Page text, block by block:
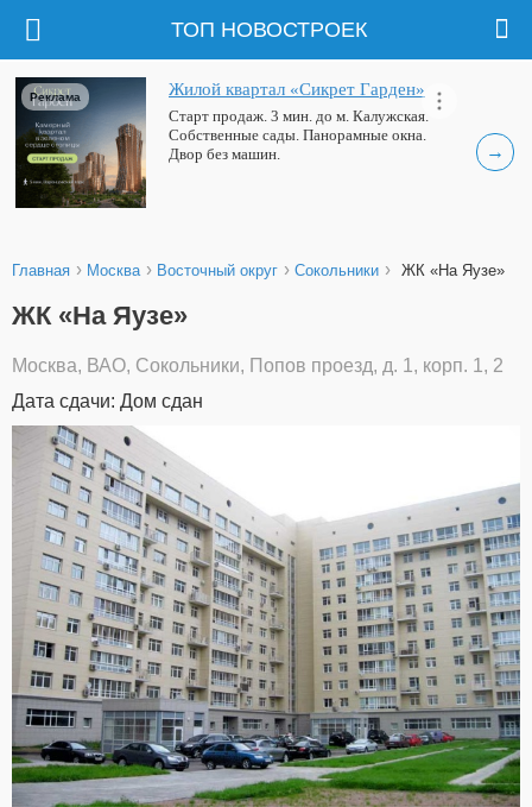
ТОП НОВОСТРОЕК
→
Жилой квартал «Сикрет Гарден»
Старт продаж. 3 мин. до м. Калужская.
Собственные сады. Панорамные окна.
Двор без машин.
Реклама
Главная › Москва › Восточный округ › Сокольники › ЖК «На Яузе»
ЖК «На Яузе»
Москва, ВАО, Сокольники, Попов проезд, д. 1, корп. 1, 2
Дата сдачи: Дом сдан